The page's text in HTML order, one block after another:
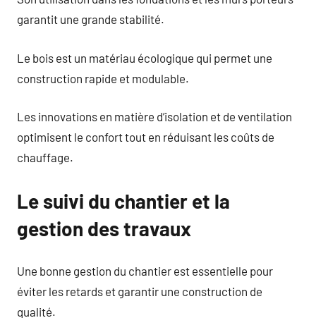
garantit une grande stabilité.
Le bois est un matériau écologique qui permet une
construction rapide et modulable.
Les innovations en matière d’isolation et de ventilation
optimisent le confort tout en réduisant les coûts de
chauffage.
Le suivi du chantier et la
gestion des travaux
Une bonne gestion du chantier est essentielle pour
éviter les retards et garantir une construction de
qualité.